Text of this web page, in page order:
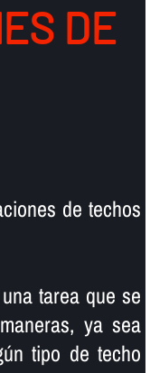
DE
de techos
tarea que se
ya sea
tipo de techo